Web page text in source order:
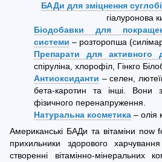
БАДи для зміцнення
гіалуронова
Біодобавки для
системи – розторопша
Препарати для активного
спіруліна, хлорофіл, Гінкго
Антиоксиданти – селен,
бета-каротин та інші. Вони
фізичного перенапруження.
Натуральна косметика – олія
Американські БАДи та вітаміни now
прихильники здорового
створенні вітамінно-мінеральних